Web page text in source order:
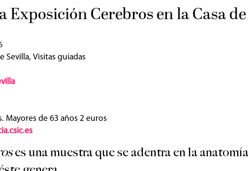
Exposición Cerebros en la Casa
Sevilla, Visitas guiadas
Mayores de 63 años 2 euros
es una muestra que se adentra en la